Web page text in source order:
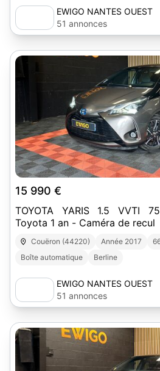
EWIGO NANTES OUEST
51 annonces
15 990 €
TOYOTA YARIS 1.5 VVTI 75
Toyota 1 an - Caméra de recul
Couëron (44220) Année 2017
Boîte automatique
Berline
EWIGO NANTES OUEST
51 annonces